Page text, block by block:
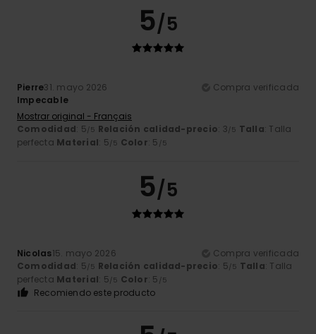
5/5
Pierre31. mayo 2026
Compra verificada
Impecable
Mostrar original - Français
Comodidad: 5/5 Relación calidad-precio: 3/5 Talla: Talla
perfecta Material: 5/5 Color: 5 /5
5/5
Nicolas15. mayo 2026
Compra verificada
Comodidad: 5/5 Relación calidad-precio: 5/5 Talla: Talla
perfecta Material: 5/5 Color: 5 /5
Recomiendo este producto